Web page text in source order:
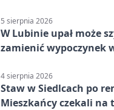
5 sierpnia 2026
W Lubinie upał może
zamienić wypoczynek
4 sierpnia 2026
Staw w Siedlcach po
Mieszkańcy czekali na